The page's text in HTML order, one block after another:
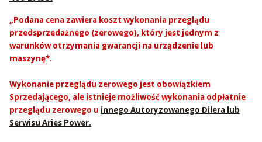
„Podana cena zawiera koszt wykonania przeglądu
przedsprzedażnego (zerowego), który jest jednym z
warunków otrzymania gwarancji na urządzenie lub
maszynę*.
Wykonanie przeglądu zerowego jest obowiązkiem
Sprzedającego, ale istnieje możliwość wykonania odpłatnie
przeglądu zerowego u innego Autoryzowanego Dilera lub
Serwisu Aries Power.